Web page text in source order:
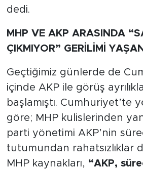
dedi.
MHP VE AKP ARASINDA
ÇIKMIYOR” GERİLİMİ
Geçtiğimiz günlerde de
içinde AKP ile görüş
başlamıştı. Cumhuriyet’te
göre; MHP kulislerinden
parti yönetimi AKP’nin
tutumundan rahatsızlıklar
MHP kaynakları, “AKP,